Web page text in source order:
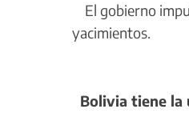
El gobierno
yacimientos.
Bolivia tiene la